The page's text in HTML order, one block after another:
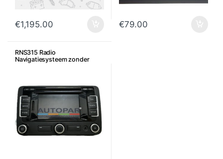
€1,195.00 €79.00
RNS315 Radio
Navigatiesysteem zonder